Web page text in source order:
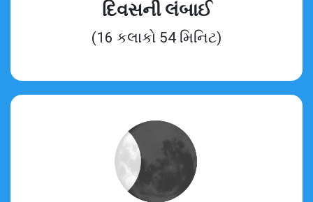
દિવસની લંબાઈ
(16 કલાકો 54 મિનિટ)